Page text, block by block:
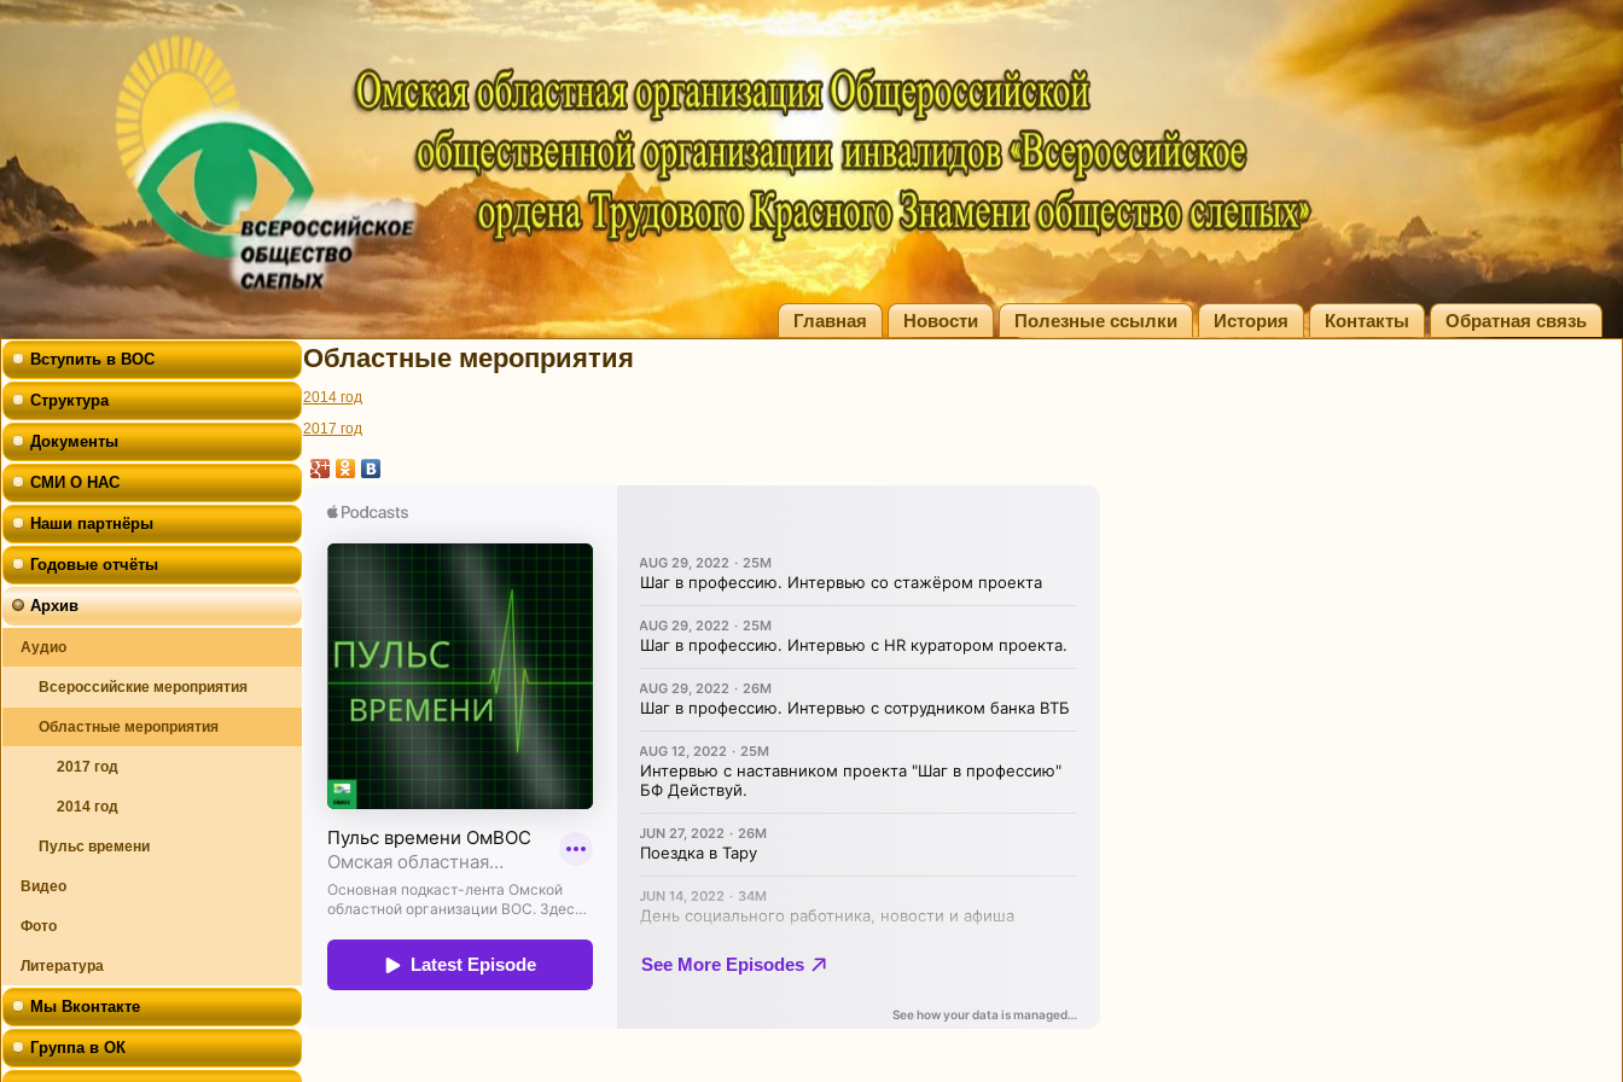
Главная Новости Полезные ссылки История Контакты Обратная связь
Вступить в ВОС
Структура
Документы
СМИ О НАС
Наши партнёры
Годовые отчёты
Архив
Аудио
Всероссийские мероприятия
Областные мероприятия
2017 год
2014 год
Пульс времени
Видео
Фото
Литература
Мы Вконтакте
Группа в ОК
Областные мероприятия
2014 год
2017 год